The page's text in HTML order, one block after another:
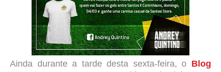
Ainda durante a tarde desta sexta-feira, o Blog